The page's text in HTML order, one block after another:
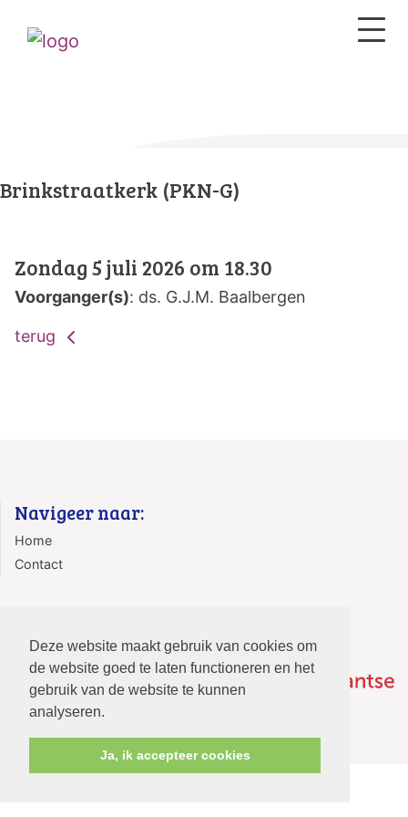
Deze website maakt gebruik van cookies om
de website goed te laten functioneren en het
gebruik van de website te kunnen
analyseren.
Ja, ik accepteer cookies
Brinkstraatkerk (PKN-G)
Zondag 5 juli 2026 om 18.30
Voorganger(s): ds. G.J.M. Baalbergen
terug
Navigeer naar:
Home
Contact